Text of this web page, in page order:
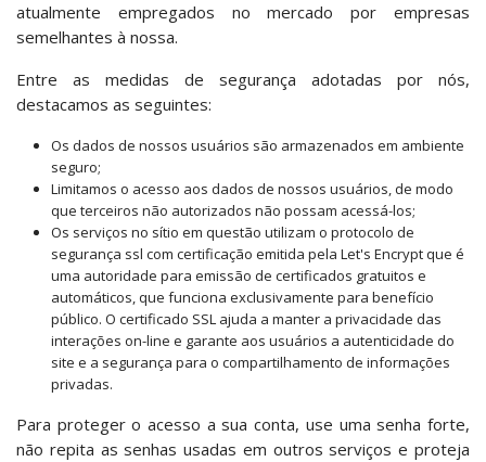
atualmente empregados no mercado por empresas
semelhantes à nossa.
Entre as medidas de segurança adotadas por nós,
destacamos as seguintes:
Os dados de nossos usuários são armazenados em ambiente
seguro;
Limitamos o acesso aos dados de nossos usuários, de modo
que terceiros não autorizados não possam acessá-los;
Os serviços no sítio em questão utilizam o protocolo de
segurança ssl com certificação emitida pela Let's Encrypt que é
uma autoridade para emissão de certificados gratuitos e
automáticos, que funciona exclusivamente para benefício
público. O certificado SSL ajuda a manter a privacidade das
interações on-line e garante aos usuários a autenticidade do
site e a segurança para o compartilhamento de informações
privadas.
Para proteger o acesso a sua conta, use uma senha forte,
não repita as senhas usadas em outros serviços e proteja